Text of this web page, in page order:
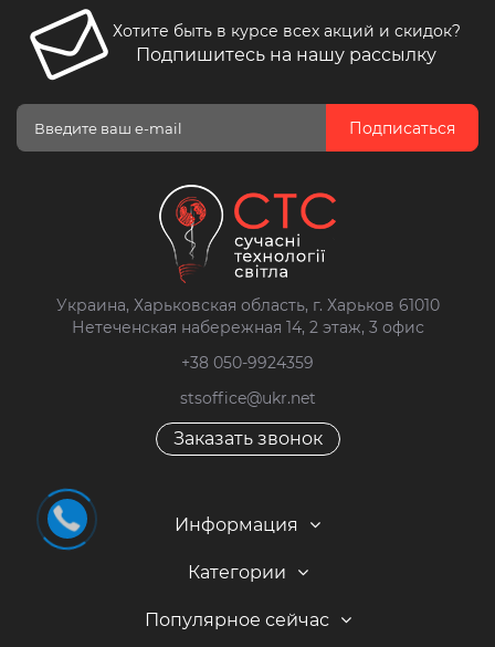
Хотите быть в курсе всех акций и скидок?
Подпишитесь на нашу рассылку
Подписаться
Украина, Харьковская область, г. Харьков 61010
Нетеченская набережная 14, 2 этаж, 3 офис
+38 050-9924359
stsoffice@ukr.net
Заказать звонок
Информация
Категории
Популярное сейчас